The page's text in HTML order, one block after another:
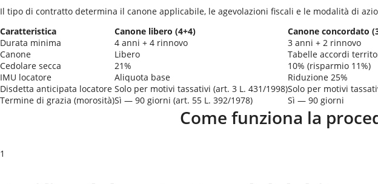
Il tipo di contratto determina il canone applicabile, le agevolazioni fiscali e le modalità di
Caratteristica
Canone libero (4+4)
Canone concordato
Durata minima
4 anni + 4 rinnovo
3 anni + 2 rinnovo
Canone
Libero
Tabelle accordi
Cedolare secca
21%
10% (risparmio 11%)
IMU locatore
Aliquota base
Riduzione 25%
Disdetta anticipata locatore Solo per motivi tassativi (art. 3 L. 431/1998)Solo per motivi
Termine di grazia (morosità)Sì — 90 giorni (art. 55 L. 392/1978) Sì — 90 giorni
Come funziona la
1